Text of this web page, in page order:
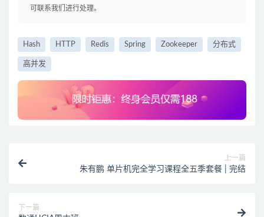
可联系我们进行处理。
Hash HTTP Redis Spring Zookeeper 分布式
高并发
上一篇
朱有鹏 单片机完全学习课程全五季套餐 | 完结
下一篇